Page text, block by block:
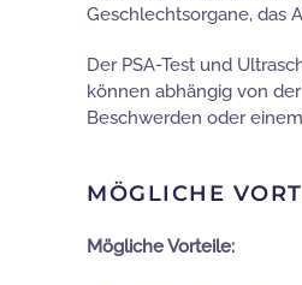
Geschlechtsorgane, das
Der PSA-Test und
können abhängig von
Beschwerden oder
MÖGLICHE
Mögliche Vorteile: